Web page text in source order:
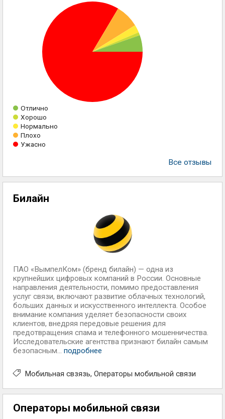
Отлично
Хорошо
Нормально
Плохо
Ужасно
Все отзывы
Билайн
ПАО «ВымпелКом» (бренд билайн) — одна из
крупнейших цифровых компаний в России. Основные
направления деятельности, помимо предоставления
услуг связи, включают развитие облачных технологий,
больших данных и искусственного интеллекта. Особое
внимание компания уделяет безопасности своих
клиентов, внедряя передовые решения для
предотвращения спама и телефонного мошенничества.
Исследовательские агентства признают билайн самым
безопасным... подробнее
Мобильная свзязь Операторы мобильной связи
Операторы мобильной связи